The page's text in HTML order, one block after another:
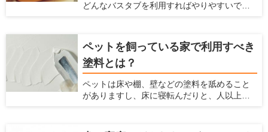
どんなバスタブを利用すればやりやすいで
お風呂の選び方、おすすめの犬用のバスタブ
や洗面台を紹介します。 また、犬をお風呂に
入れる方法や注意点などは、「犬のお風呂の
入れ方を解説！お風呂場のポイントも【初心
者向け】」の記事で解説していますので、は
じめての方は参考にしてみてくださいね。
ペットを飼っている家で利用すべき
塗料とは？
ペットは床や棚、壁などの塗料を舐めること
がありますし、床に寝転んだりと、人以上に
なっているので、体に悪影響がある塗料はで